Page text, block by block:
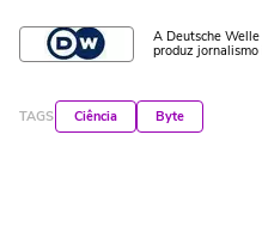
A Deutsche
produz
TAGS Ciência Byte